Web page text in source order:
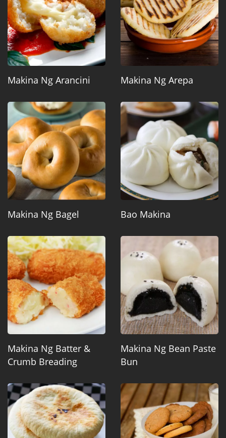
Makina Ng Arancini Makina Ng Arepa
Makina Ng Bagel Bao Makina
Makina Ng Batter &
Crumb Breading
Makina Ng Bean Paste
Bun